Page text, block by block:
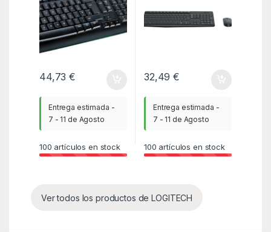
44,73€
Entrega estimada -
7 - 11 de Agosto
100 artículos en stock
32,49€
Entrega estimada -
7 - 11 de Agosto
100 artículos en stock
Ver todos los productos de LOGITECH